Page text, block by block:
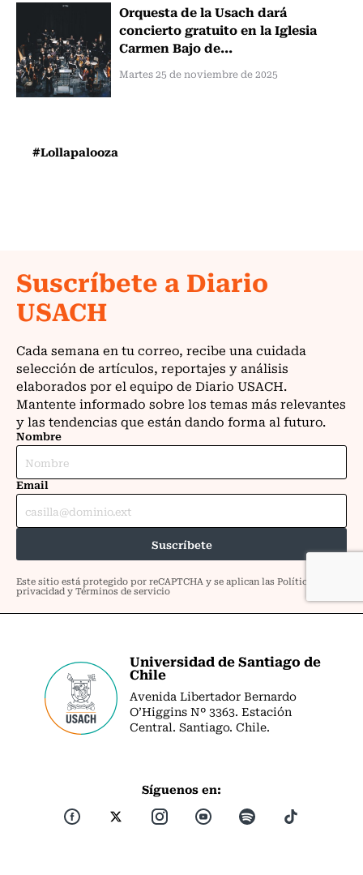
Orquesta de la Usach dará
concierto gratuito en la Iglesia
Carmen Bajo de...
Martes 25 de noviembre de 2025
#Lollapalooza
Universidad de Santiago de
Chile
Avenida Libertador Bernardo
O’Higgins Nº 3363. Estación
Central. Santiago. Chile.
Síguenos en: